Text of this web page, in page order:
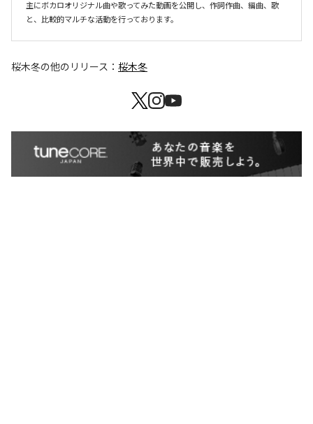
主にボカロオリジナル曲や歌ってみた動画を公開し、作詞作曲、編曲、歌
と、比較的マルチな活動を行っております。
桜木冬の他のリリース： 桜木冬